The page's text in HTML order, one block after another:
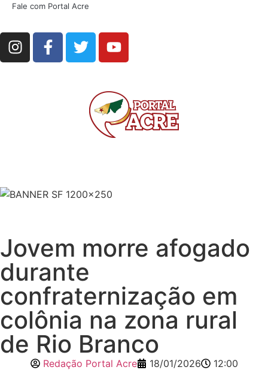
Fale com Portal Acre
Jovem morre afogado
durante
confraternização em
colônia na zona rural
de Rio Branco
Redação Portal Acre 18/01/2026 12:00